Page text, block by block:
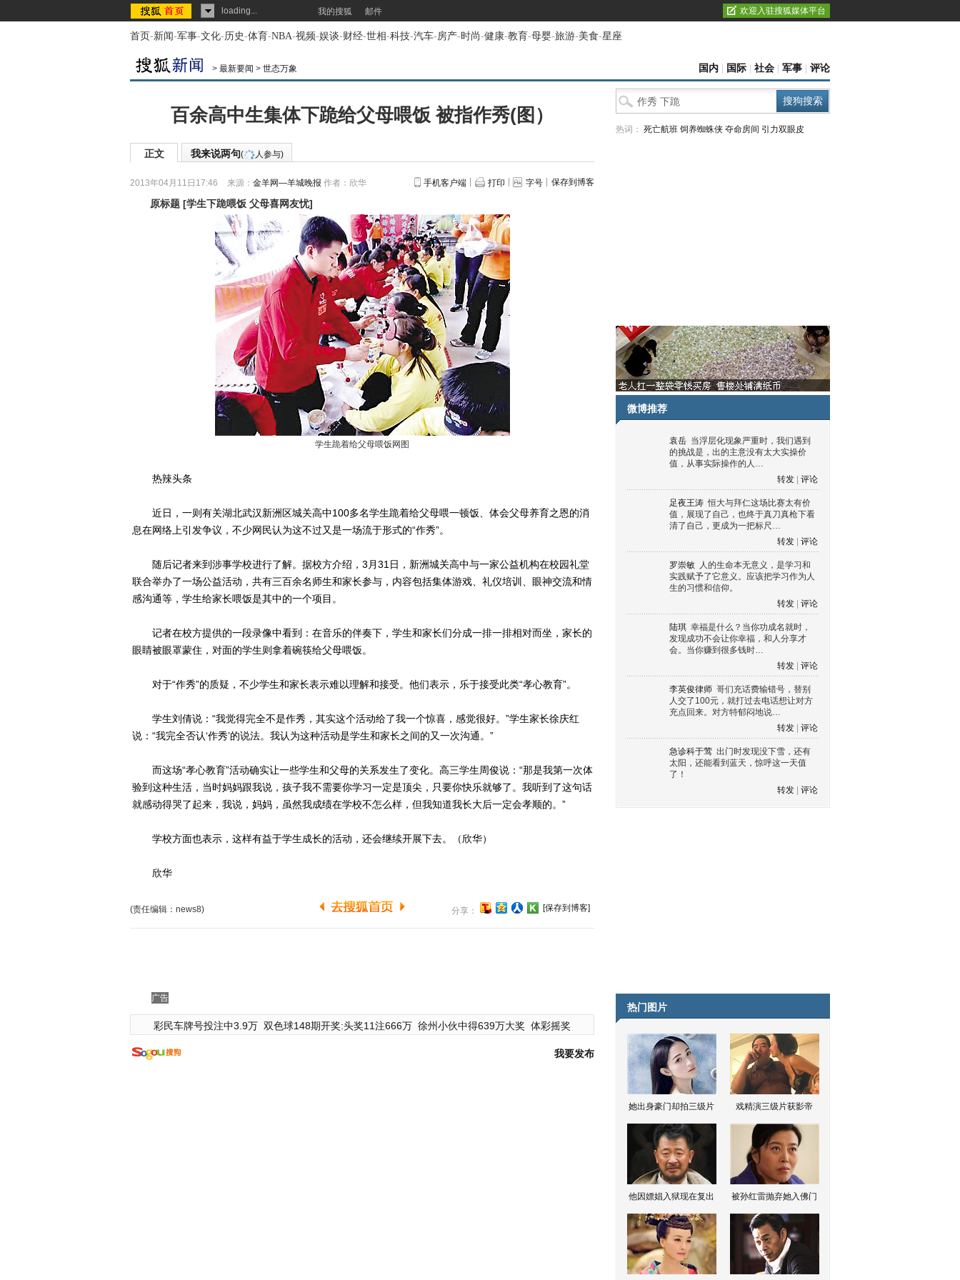
loading... 我的搜狐 邮件 欢迎入驻搜狐媒体平台
首页-新闻-军事-文化-历史-体育-NBA-视频-娱谈-财经-世相-科技-汽车-房产-时尚-健康-教育-母婴-旅游-美食-星座
> 最新要闻 > 世态万象 国内 国际 社会 军事 评论
百余高中生集体下跪给父母喂饭 被指作秀(图）
正文 我来说两句( 人参与)
2013年04月11日17:46 来源： 金羊网—羊城晚报 作者：欣华 手机客户端 打印 字号 保存到博客
原标题 [学生下跪喂饭 父母喜网友忧]
学生跪着给父母喂饭网图
热辣头条
近日，一则有关湖北武汉新洲区城关高中100多名学生跪着给父母喂一顿饭、体会父母养育之恩的消
息在网络上引发争议，不少网民认为这不过又是一场流于形式的“作秀”。
随后记者来到涉事学校进行了解。据校方介绍，3月31日，新洲城关高中与一家公益机构在校园礼堂
联合举办了一场公益活动，共有三百余名师生和家长参与，内容包括集体游戏、礼仪培训、眼神交流和情
感沟通等，学生给家长喂饭是其中的一个项目。
记者在校方提供的一段录像中看到：在音乐的伴奏下，学生和家长们分成一排一排相对而坐，家长的
眼睛被眼罩蒙住，对面的学生则拿着碗筷给父母喂饭。
对于“作秀”的质疑，不少学生和家长表示难以理解和接受。他们表示，乐于接受此类“孝心教育”。
学生刘倩说：“我觉得完全不是作秀，其实这个活动给了我一个惊喜，感觉很好。”学生家长徐庆红
说：“我完全否认‘作秀’的说法。我认为这种活动是学生和家长之间的又一次沟通。”
而这场“孝心教育”活动确实让一些学生和父母的关系发生了变化。高三学生周俊说：“那是我第一次体
验到这种生活，当时妈妈跟我说，孩子我不需要你学习一定是顶尖，只要你快乐就够了。我听到了这句话
就感动得哭了起来，我说，妈妈，虽然我成绩在学校不怎么样，但我知道我长大后一定会孝顺的。”
学校方面也表示，这样有益于学生成长的活动，还会继续开展下去。（欣华）
欣华
(责任编辑：news8) 分享： [保存到博客]
广告
彩民车牌号投注中3.9万 双色球148期开奖:头奖11注666万 徐州小伙中得639万大奖 体彩摇奖
我要发布
热词： 死亡航班 饲养蜘蛛侠 夺命房间 引力双眼皮
微博推荐
袁岳 当浮层化现象严重时，我们遇到
的挑战是，出的主意没有太大实操价
值，从事实际操作的人…
转发
评论
足夜王涛 恒大与拜仁这场比赛太有价
值，展现了自己，也终于真刀真枪下看
清了自己，更成为一把标尺…
转发
评论
罗崇敏 人的生命本无意义，是学习和
实践赋予了它意义。应该把学习作为人
生的习惯和信仰。
转发
评论
陆琪 幸福是什么？当你功成名就时，
发现成功不会让你幸福，和人分享才
会。当你赚到很多钱时…
转发
评论
李英俊律师 哥们充话费输错号，替别
人交了100元，就打过去电话想让对方
充点回来。对方特郁闷地说…
转发
评论
急诊科于莺 出门时发现没下雪，还有
太阳，还能看到蓝天，惊呼这一天值
了！
转发
评论
热门图片
她出身豪门却拍三级片 戏精演三级片获影帝
他因嫖娼入狱现在复出 被孙红雷抛弃她入佛门